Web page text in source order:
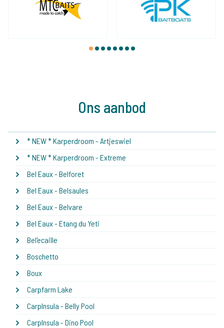
1 2 3 4 5 6 7 8
Ons aanbod
* NEW * Karperdroom - Artjeswiel
* NEW * Karperdroom - Extreme
Bel Eaux - Belforet
Bel Eaux - Belsaules
Bel Eaux - Belvare
Bel Eaux - Etang du Yeti
Bel'ecaille
Boschetto
Boux
Carpfarm Lake
CarpInsula - Belly Pool
CarpInsula - Dino Pool